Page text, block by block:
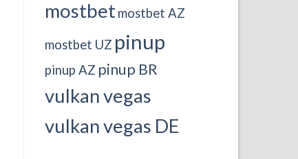
mostbet mostbet AZ
mostbet UZ pinup
pinup AZ pinup BR
vulkan vegas
vulkan vegas DE